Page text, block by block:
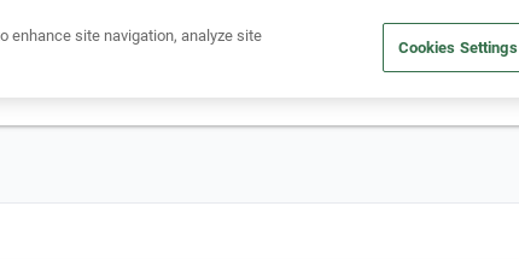
Cuida tu auto Nosotros
enhance site navigation, analyze site
Cookies Settings